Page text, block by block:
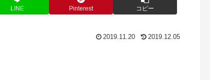
LINE Pinterest コピー
2019.11.20 2019.12.05